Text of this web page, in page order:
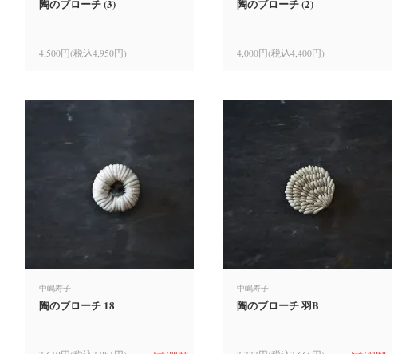
陶のブローチ (3)
4,500円(税込4,950円)
陶のブローチ (2)
4,000円(税込4,400円)
中嶋寿子
陶のブローチ 18
中嶋寿子
陶のブローチ 羽B